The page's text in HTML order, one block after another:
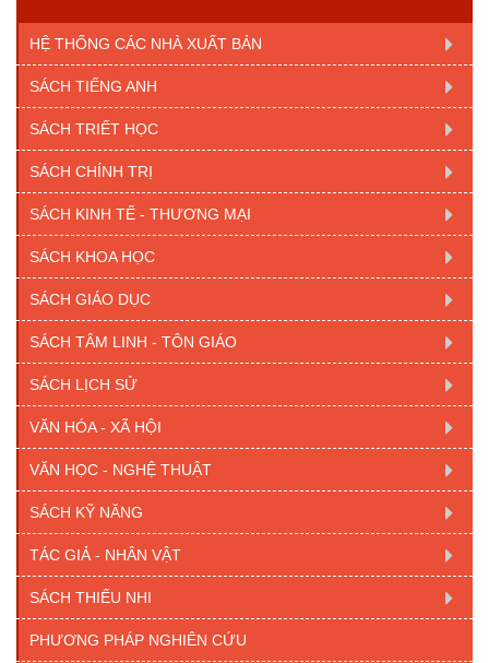
HỆ THỐNG CÁC NHÀ XUẤT BẢN
SÁCH TIẾNG ANH
SÁCH TRIẾT HỌC
SÁCH CHÍNH TRỊ
SÁCH KINH TẾ - THƯƠNG MẠI
SÁCH KHOA HỌC
SÁCH GIÁO DỤC
SÁCH TÂM LINH - TÔN GIÁO
SÁCH LỊCH SỬ
VĂN HÓA - XÃ HỘI
VĂN HỌC - NGHỆ THUẬT
SÁCH KỸ NĂNG
TÁC GIẢ - NHÂN VẬT
SÁCH THIẾU NHI
PHƯƠNG PHÁP NGHIÊN CỨU